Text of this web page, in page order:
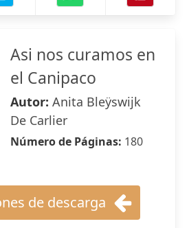
Asi nos curamos en
el Canipaco
Autor: Anita Bleÿswijk
De Carlier
Número de Páginas: 180
de descarga